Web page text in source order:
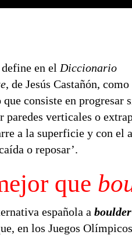
en el Diccionario
, de Jesús Castañón, como
consiste en progresar
verticales o
a la superficie y con el
o reposar’.
que
española a boulder
en los Juegos